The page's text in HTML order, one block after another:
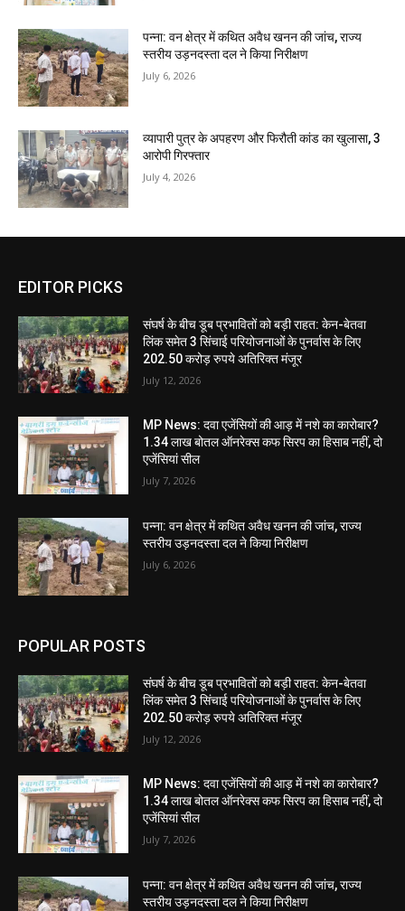
पन्ना: वन क्षेत्र में कथित अवैध खनन की जांच, राज्य
स्तरीय उड़नदस्ता दल ने किया निरीक्षण
July 6, 2026
व्यापारी पुत्र के अपहरण और फिरौती कांड का खुलासा, 3
आरोपी गिरफ्तार
July 4, 2026
EDITOR PICKS
संघर्ष के बीच डूब प्रभावितों को बड़ी राहत: केन-बेतवा
लिंक समेत 3 सिंचाई परियोजनाओं के पुनर्वास के लिए
202.50 करोड़ रुपये अतिरिक्त मंजूर
July 12, 2026
MP News: दवा एजेंसियों की आड़ में नशे का कारोबार?
1.34 लाख बोतल ऑनरेक्स कफ सिरप का हिसाब नहीं, दो
एजेंसियां सील
July 7, 2026
पन्ना: वन क्षेत्र में कथित अवैध खनन की जांच, राज्य
स्तरीय उड़नदस्ता दल ने किया निरीक्षण
July 6, 2026
POPULAR POSTS
संघर्ष के बीच डूब प्रभावितों को बड़ी राहत: केन-बेतवा
लिंक समेत 3 सिंचाई परियोजनाओं के पुनर्वास के लिए
202.50 करोड़ रुपये अतिरिक्त मंजूर
July 12, 2026
MP News: दवा एजेंसियों की आड़ में नशे का कारोबार?
1.34 लाख बोतल ऑनरेक्स कफ सिरप का हिसाब नहीं, दो
एजेंसियां सील
July 7, 2026
पन्ना: वन क्षेत्र में कथित अवैध खनन की जांच, राज्य
स्तरीय उड़नदस्ता दल ने किया निरीक्षण